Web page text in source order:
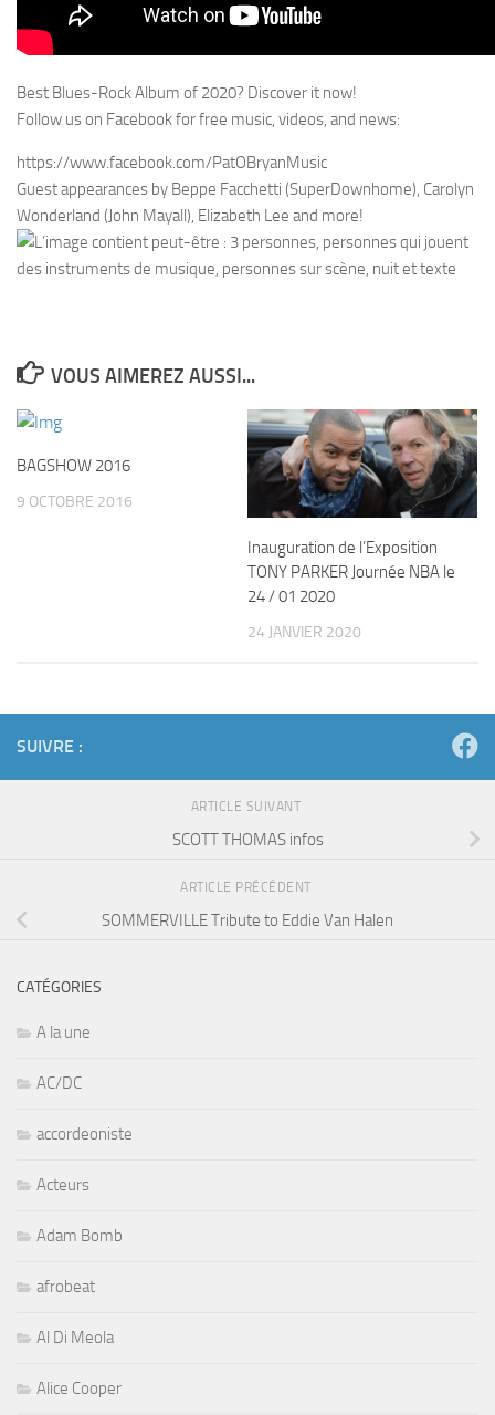
Best Blues-Rock Album of 2020? Discover it now!
Follow us on Facebook for free music, videos, and news:
https://www.facebook.com/PatOBryanMusic
Guest appearances by Beppe Facchetti (SuperDownhome), Carolyn
Wonderland (John Mayall), Elizabeth Lee and more!
VOUS AIMEREZ AUSSI...
BAGSHOW 2016
9 OCTOBRE 2016
Inauguration de l’Exposition
TONY PARKER Journée NBA le
24 / 01 2020
24 JANVIER 2020
SUIVRE :
ARTICLE SUIVANT
SCOTT THOMAS infos
ARTICLE PRÉCÉDENT
SOMMERVILLE Tribute to Eddie Van Halen
CATÉGORIES
A la une
AC/DC
accordeoniste
Acteurs
Adam Bomb
afrobeat
Al Di Meola
Alice Cooper